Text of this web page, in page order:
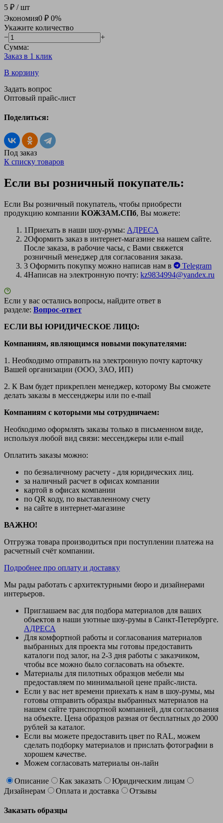
5 ₽ / шт
Экономия0 ₽ 0%
Укажите количество
−
+
Сумма:
Заказ в 1 клик
В корзину
Задать вопрос
Оптовый прайс-лист
Поделиться:
Под заказ
К списку товаров
Если вы розничный покупатель:
Если Вы розничный покупатель, чтобы приобрести
продукцию компании КОЖЗАМ.СПб, Вы можете:
1Приехать в наши шоу-румы: АДРЕСА
2Оформить заказ в интернет-магазине на нашем сайте.
После заказа, в рабочие часы, с Вами свяжется
розничный менеджер для согласования заказа.
3 Оформить покупку можно написав нам в
Telegram
4Написав на электронную почту: kz9834994@yandex.ru
Если у вас остались вопросы, найдите ответ в
разделе: Вопрос-ответ
ЕСЛИ ВЫ ЮРИДИЧЕСКОЕ ЛИЦО:
Компаниям, являющимся новыми покупателями:
1. Необходимо отправить на электронную почту карточку
Вашей организации (ООО, ЗАО, ИП)
2. К Вам будет прикреплен менеджер, которому Вы сможете
делать заказы в мессенджеры или по e-mail
Компаниям с которыми мы сотрудничаем:
Необходимо оформлять заказы только в письменном виде,
используя любой вид связи: мессенджеры или e-mail
Оплатить заказы можно:
по безналичному расчету - для юридических лиц.
за наличный расчет в офисах компании
картой в офисах компании
по QR коду, по выставленному счету
на сайте в интернет-магазине
ВАЖНО!
Отгрузка товара производиться при поступлении платежа на
расчетный счёт компании.
Подробнее про оплату и доставку
Мы рады работать с архитектурными бюро и дизайнерами
интерьеров.
Приглашаем вас для подбора материалов для ваших
объектов в наши уютные шоу-румы в Санкт-Петербурге.
АДРЕСА
Для комфортной работы и согласования материалов
выбранных для проекта мы готовы предоставить
каталоги под залог, на 2-3 дня работы с заказчиком,
чтобы все можно было согласовать на объекте.
Материалы для пилотных образцов мебели мы
предоставляем по минимальной цене прайс-листа.
Если у вас нет времени приехать к нам в шоу-румы, мы
готовы отправить образцы выбранных материалов на
нашем сайте транспортной компанией, для согласования
на объекте. Цена образцов разная от бесплатных до 2000
рублей за каталог.
Если вы можете предоставить цвет по RAL, можем
сделать подборку материалов и прислать фотографии в
хорошем качестве.
Можем согласовать материалы он-лайн
Описание Как заказать
Юридическим лицам
Дизайнерам
Оплата и доставка Отзывы
Заказать образцы